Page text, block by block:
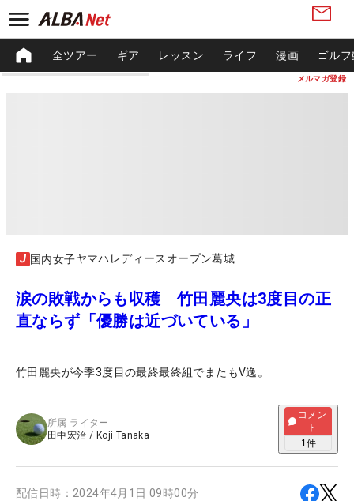
メルマガ登録
全ツアー ギア レッスン ライフ 漫画 ゴル
国内女子ヤマハレディースオープン葛城
涙の敗戦からも収穫 竹田麗央は3度目の正
直ならず「優勝は近づいている」
竹田麗央が今季3度目の最終最終組でまたもV逸。
所属 ライター
田中宏治 / Koji Tanaka
コメン
ト
1件
配信日時： 2024年4月1日 09時00分